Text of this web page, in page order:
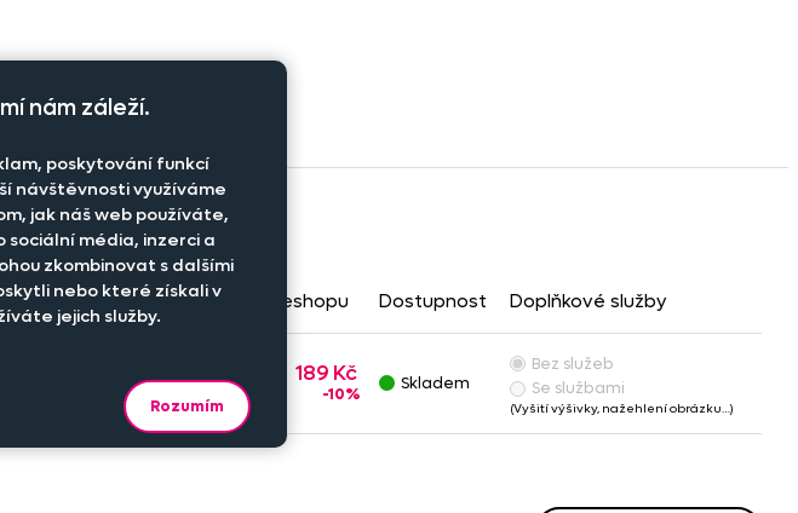
na prodejně Cena na eshopu Dostupnost Doplňkové služby
210 Kč 189 Kč
-10%
Skladem
Bez služeb
Se službami
(Vyšití výšivky, nažehlení obrázku…)
nám záleží.
poskytování funkcí
návštěvnosti využíváme
jak náš web používáte,
sociální média, inzerci a
zkombinovat s dalšími
nebo které získali v
jejich služby.
Rozumím